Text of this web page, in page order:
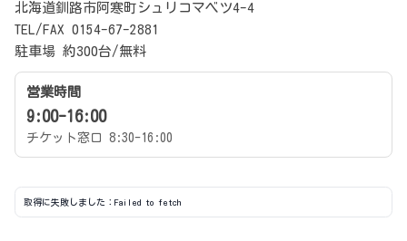
北海道釧路市阿寒町シュリコマベツ4-4
TEL/FAX 0154-67-2881
駐車場 約300台/無料
営業時間
9:00-16:00
チケット窓口 8:30-16:00
取得に失敗しました：Failed to fetch